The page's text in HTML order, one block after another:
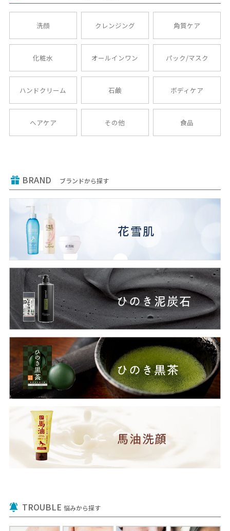
洗顔 クレンジング 角質ケア
化粧水 オールインワン パック/マスク
ハンドクリーム 石鹸 ボディケア
ヘアケア その他 食品
BRAND ブランドから探す
TROUBLE 悩みから探す